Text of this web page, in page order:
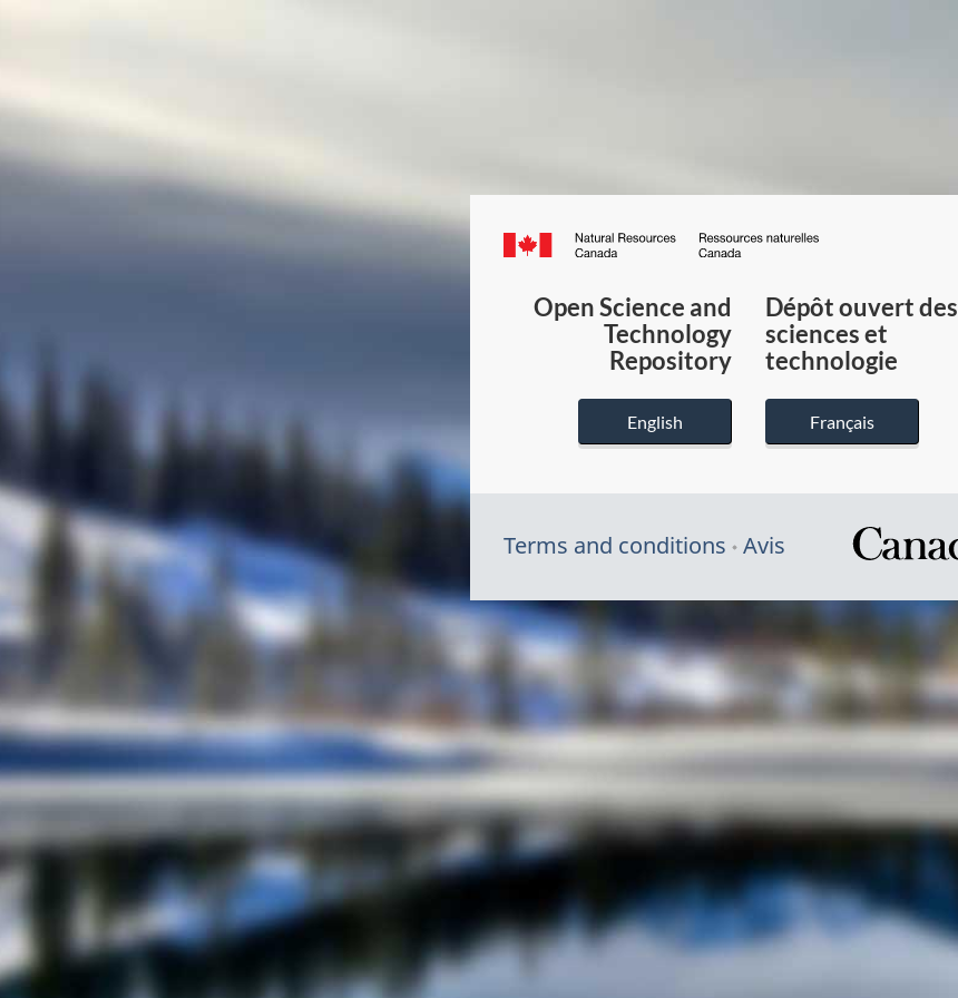
Canada.ca
du
Canada
Open Science and
Technology
Repository
English
Dépôt ouvert des
sciences et
technologie
Français
Terms and conditions Avis